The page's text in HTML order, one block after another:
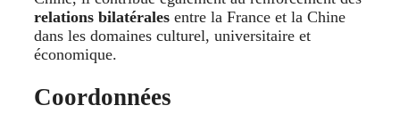
relations bilatérales entre la France et la Chine
dans les domaines culturel, universitaire et
économique.
Coordonnées